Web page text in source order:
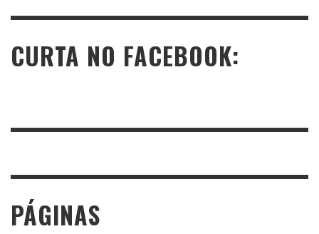
CURTA NO FACEBOOK:
PÁGINAS